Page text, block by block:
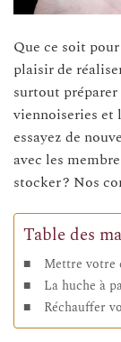
Que ce soit
plaisir de
surtout
viennoiseries et
essayez de
avec les
stocker ? Nos
Table des
Mettre votre
La huche à
Réchauffer